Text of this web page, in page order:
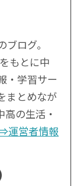
ログ。
もとに中
・学習サー
まとめなが
の生活・
運営者情報